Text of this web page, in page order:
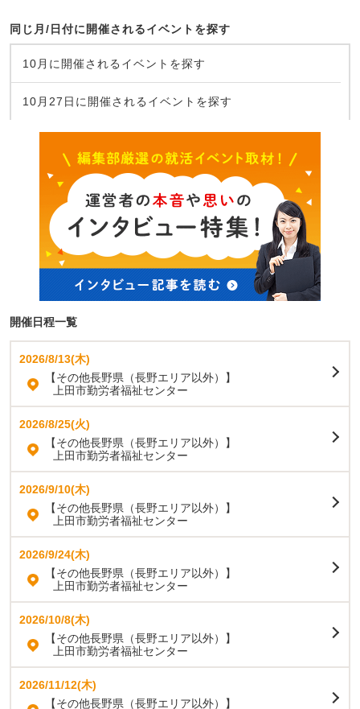
同じ月/日付に開催されるイベントを探す
10月に開催されるイベントを探す
10月27日に開催されるイベントを探す
開催日程一覧
2026/8/13(木)
【その他長野県（長野エリア以外）】
上田市勤労者福祉センター
2026/8/25(火)
【その他長野県（長野エリア以外）】
上田市勤労者福祉センター
2026/9/10(木)
【その他長野県（長野エリア以外）】
上田市勤労者福祉センター
2026/9/24(木)
【その他長野県（長野エリア以外）】
上田市勤労者福祉センター
2026/10/8(木)
【その他長野県（長野エリア以外）】
上田市勤労者福祉センター
2026/11/12(木)
【その他長野県（長野エリア以外）】